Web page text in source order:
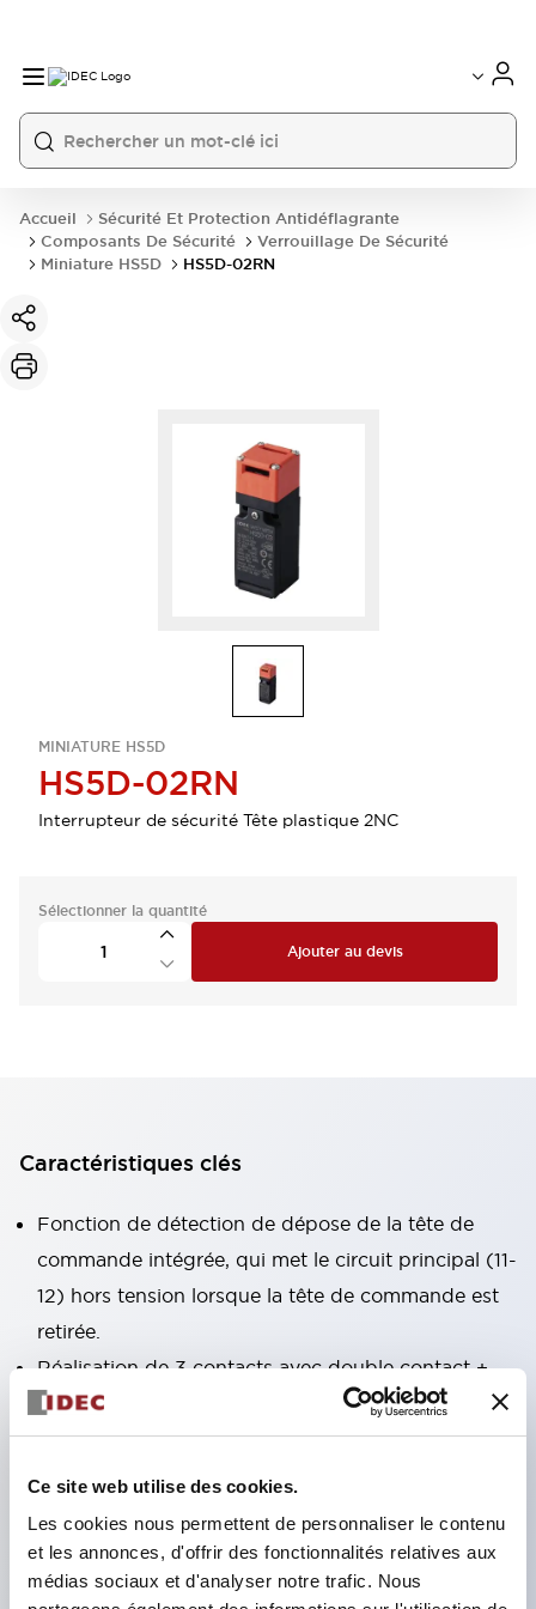
Ce site web utilise des cookies.
Les cookies nous permettent de personnaliser le contenu
et les annonces, d'offrir des fonctionnalités relatives aux
médias sociaux et d'analyser notre trafic. Nous
Accueil
Sécurité Et Protection Antidéflagrante
Composants De Sécurité
Verrouillage De Sécurité
Miniature HS5D
HS5D-02RN
MINIATURE HS5D
HS5D-02RN
Interrupteur de sécurité Tête plastique 2NC
Sélectionner la quantité
Ajouter au devis
Caractéristiques clés
Fonction de détection de dépose de la tête de
commande intégrée, qui met le circuit principal (11-
12) hors tension lorsque la tête de commande est
retirée.
Réalisation de 3 contacts avec double contact +
contact de surveillance, de la même taille que le
type à 2 contacts (modèle HS5B).
Format compact pouvant être installé dans des
espaces restreints. (30×30×91 mm)
L'actionneur est compatible avec les modèles
HS5B/5E.